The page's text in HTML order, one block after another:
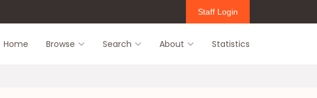
Staff Login
Home Browse Search About Statistics